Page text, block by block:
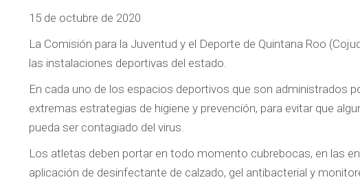
15 de octubre de 2020
La Comisión para la Juventud y el Deporte de Quintana Roo
las instalaciones deportivas del estado.
En cada uno de los espacios deportivos que son administrados
extremas estrategias de higiene y prevención, para evitar que
pueda ser contagiado del virus.
Los atletas deben portar en todo momento cubrebocas, en las
aplicación de desinfectante de calzado, gel antibacterial y